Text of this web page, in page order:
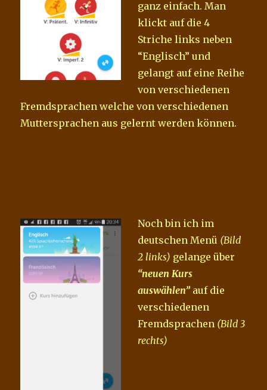
ganz einfach. Man
klickt auf die 4
Striche links neben
“Englisch” und
gelangt auf eine Reihe
von verschiedenen
Fremdsprachen welche von verschiedenen
Muttersprachen aus gelernt werden können.
Noch bin ich im
deutschen Menü (Bild
2 links) gelange über
“neuen Kurs
auswählen” auf die
verschiedenen
Fremdsprachen (Bild 3
rechts)